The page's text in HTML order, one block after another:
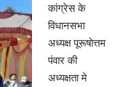
कांग्रेस के
विधानसभा
अध्यक्ष पूरूषाेत्तम
पंवार की
अध्यक्षता मे